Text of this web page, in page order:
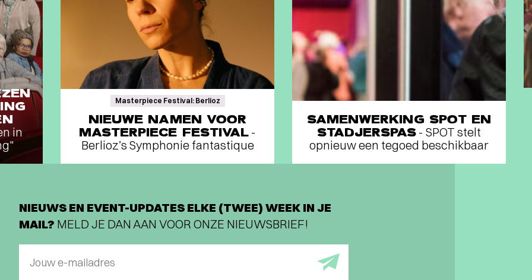
in
Masterpiece Festival: Berlioz
NIEUWE NAMEN VOOR
MASTERPIECE FESTIVAL -
Berlioz’s Symphonie fantastique
SAMENWERKING SPOT EN
STADJERSPAS - SPOT stelt
opnieuw een tegoed beschikbaar
NIEUWS EN EVENT-UPDATES ELKE (TWEE) WEEK IN JE
MAIL? MELD JE DAN AAN VOOR ONZE NIEUWSBRIEF!
Jouw e-mailadres